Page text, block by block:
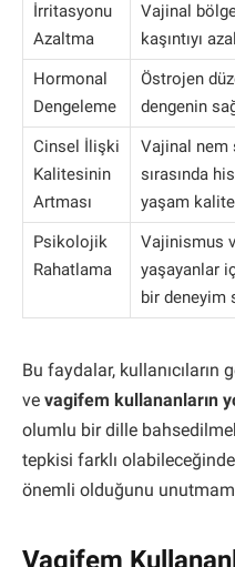
İrritasyonu
Azaltma
Vajinal
kaşıntıyı
Hormonal
Dengeleme
Östrojen
dengenin
Cinsel İlişki
Kalitesinin
Artması
Vajinal nem
sırasında
yaşam
Psikolojik
Rahatlama
Vajinismus
yaşayanlar
bir deneyim
Bu faydalar, kullanıcıların
ve vagifem kullananların
olumlu bir dille
tepkisi farklı
önemli olduğunu
Vagifem